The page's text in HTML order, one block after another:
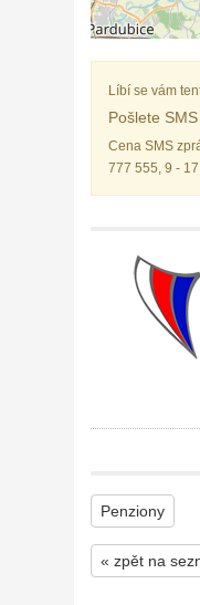
Líbí se vám
Pošlete
Cena SMS
777 555, 9 -
Penziony
« zpět na